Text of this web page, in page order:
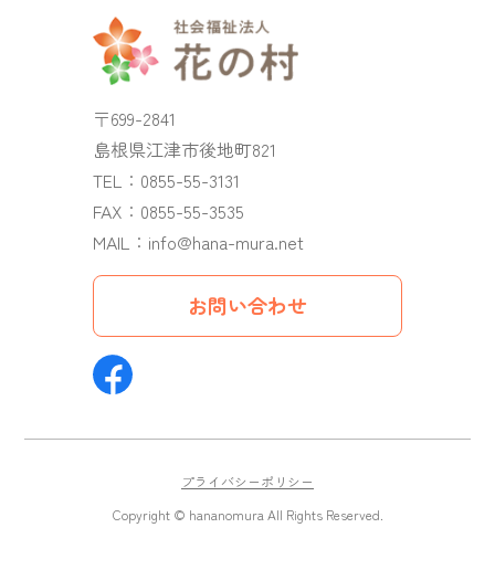
〒699-2841
島根県江津市後地町821
TEL： 0855-55-3131
FAX：0855-55-3535
MAIL： info@hana-mura.net
お問い合わせ
プライバシーポリシー
Copyright © hananomura All Rights Reserved.